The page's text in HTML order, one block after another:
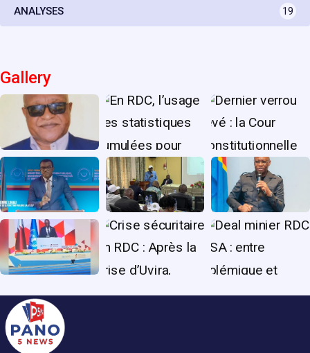
ANALYSES 19
Gallery